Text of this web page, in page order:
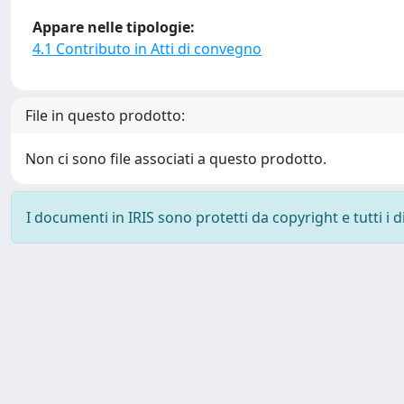
Appare nelle tipologie:
4.1 Contributo in Atti di convegno
File in questo prodotto:
Non ci sono file associati a questo prodotto.
I documenti in IRIS sono protetti da copyright e tutti i